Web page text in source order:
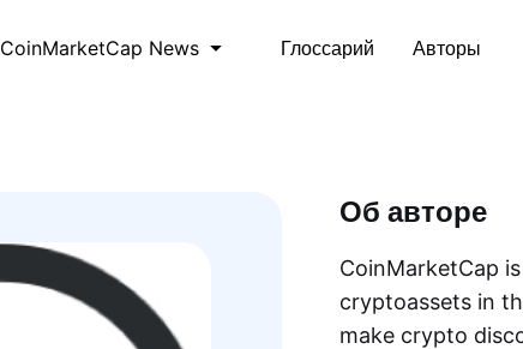
CoinMarketCap News Глоссарий Авторы
Об авторе
CoinMarketCap
cryptoassets in
make crypto